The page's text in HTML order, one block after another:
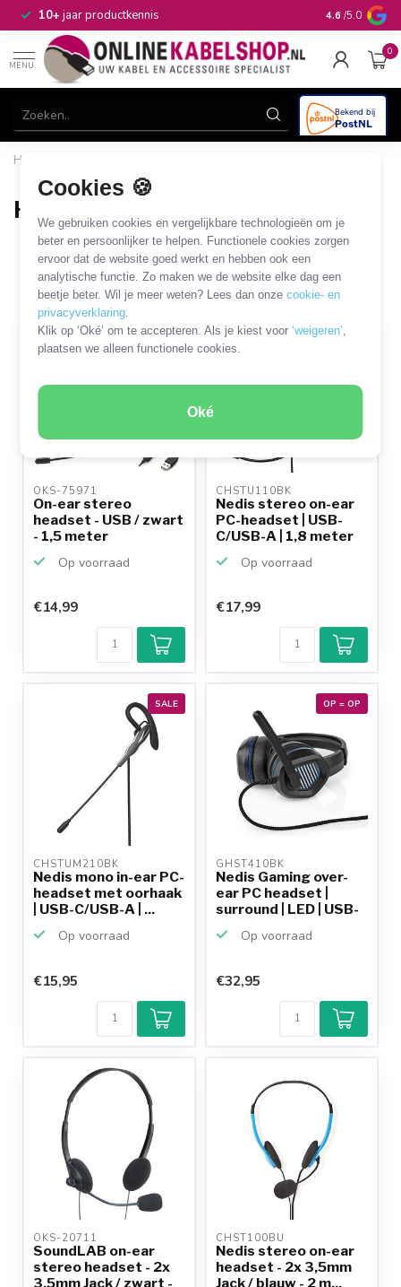
Cookies 🍪
We gebruiken cookies en vergelijkbare technologieën om je
beter en persoonlijker te helpen. Functionele cookies zorgen
ervoor dat de website goed werkt en hebben ook een
analytische functie. Zo maken we de website elke dag een
beetje beter. Wil je meer weten? Lees dan onzecookie- en
privacyverklaring.
Klik op ‘Oké’ om te accepteren. Als je kiest voor‘weigeren’,
plaatsen we alleen functionele cookies.
Oké
10+jaar productkennis 4.6 /5.0
MENU
0
Home
Hoofdtelefoon en headset
Headset voor PC/Notebook
28 PRODUCTEN
Filters SORTEER OP
OKS-75971
On-ear stereo
headset - USB / zwart
- 1,5 meter
Op voorraad
€14,99
CHSTU110BK
Nedis stereo on-ear
PC-headset | USB-
C/USB-A | 1,8 meter
Op voorraad
€17,99
SALE
CHSTUM210BK
Nedis mono in-ear PC-
headset met oorhaak
| USB-C/USB-A | ...
Op voorraad
€15,95
OP = OP
GHST410BK
Nedis Gaming over-
ear PC headset |
surround | LED | USB-
Op voorraad
€32,95
OKS-20711
SoundLAB on-ear
stereo headset - 2x
3,5mm Jack / zwart -
CHST100BU
Nedis stereo on-ear
headset - 2x 3,5mm
Jack / blauw - 2 m...